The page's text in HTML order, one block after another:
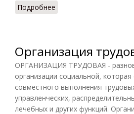
Подробнее
Организация
ОРГАНИЗАЦИЯ ТРУДОВАЯ -
организации социальной, которая
совместного выполнения
управленческих,
лечебных и других функций.